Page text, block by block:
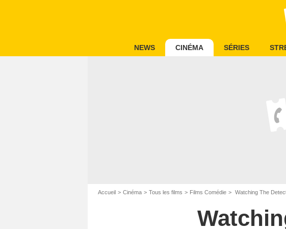
NEWS CINÉMA SÉRIES
Accueil Cinéma Tous les films Films Comédie Watching The